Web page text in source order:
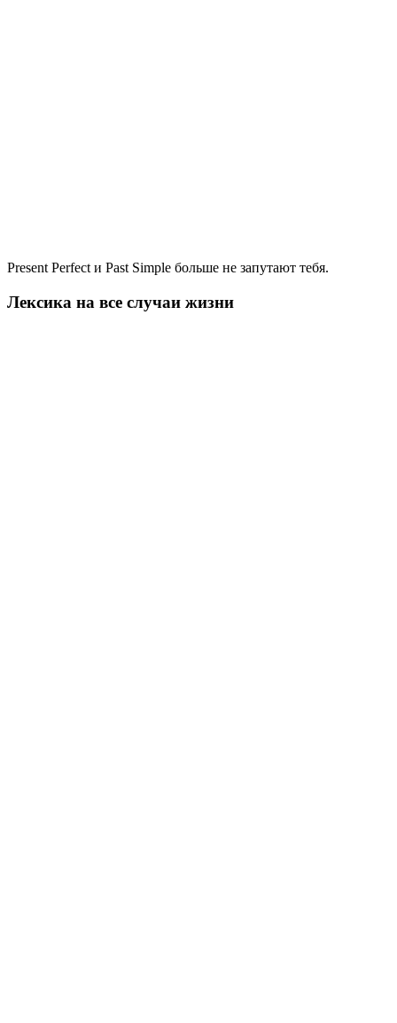
Present Perfect и Past Simple больше не запутают тебя.
Лексика на все случаи жизни